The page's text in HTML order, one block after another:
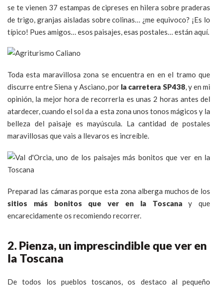
se te vienen 37 estampas de cipreses en hilera sobre praderas
de trigo, granjas aisladas sobre colinas… ¿me equivoco? ¡Es lo
típico! Pues amigos… esos paisajes, esas postales… están aquí.
Toda esta maravillosa zona se encuentra en en el tramo que
discurre entre Siena y Asciano, por la carretera SP438, y en mi
opinión, la mejor hora de recorrerla es unas 2 horas antes del
atardecer, cuando el sol da a esta zona unos tonos mágicos y la
belleza del paisaje es mayúscula. La cantidad de postales
maravillosas que vais a llevaros es increíble.
Preparad las cámaras porque esta zona alberga muchos de los
sitios más bonitos que ver en la Toscanay que
encarecidamente os recomiendo recorrer.
2. Pienza, un imprescindible que ver en
la Toscana
De todos los pueblos toscanos, os destaco al pequeño